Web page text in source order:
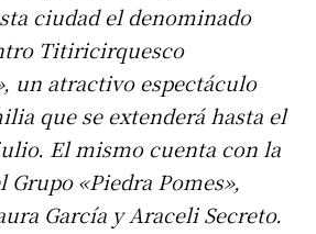
ciudad el denominado
Titiricirquesco
un atractivo espectáculo
que se extenderá hasta el
El mismo cuenta con la
«Piedra Pomes»,
García y Araceli Secreto.